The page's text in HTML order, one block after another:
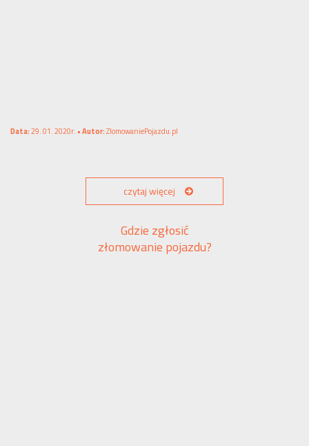
Data:29. 01. 2020r. •Autor:ZlomowaniePojazdu.pl
czytaj więcej
Gdzie zgłosić
złomowanie pojazdu?